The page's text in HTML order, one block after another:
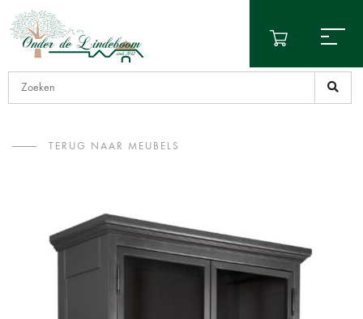
TERUG NAAR MEUBELS